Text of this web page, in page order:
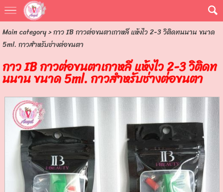
Main category> กาว IB กาวต่อขนตาเกาหลี แห้งไว 2-3 วิติดทนนาน ขนาด
5ml. กาวสำหรับช่างต่อขนตา
กาว IB กาวต่อขนตาเกาหลี แห้งไว 2-3 วิติดท
นนาน ขนาด 5ml. กาวสำหรับช่างต่อขนตา